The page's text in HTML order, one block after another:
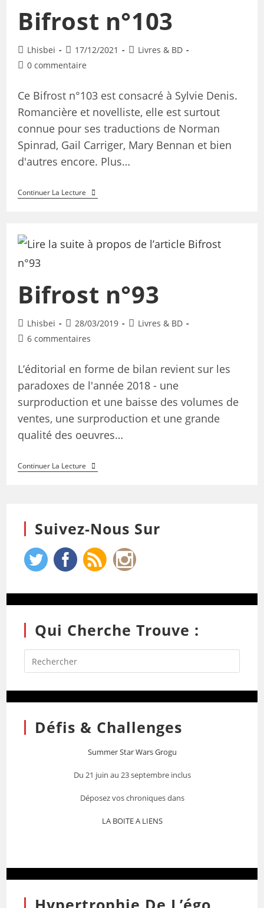
Bifrost n°103
Lhisbei 17/12/2021
Livres & BD
0 commentaire
Ce Bifrost n°103 est consacré à Sylvie Denis.
Romancière et novelliste, elle est surtout
connue pour ses traductions de Norman
Spinrad, Gail Carriger, Mary Bennan et bien
d'autres encore. Plus…
Continuer La Lecture
Bifrost n°93
Lhisbei 28/03/2019
Livres & BD
6 commentaires
L’éditorial en forme de bilan revient sur les
paradoxes de l'année 2018 - une
surproduction et une baisse des volumes de
ventes, une surproduction et une grande
qualité des oeuvres…
Continuer La Lecture
Suivez-Nous Sur
Qui Cherche Trouve :
Défis & Challenges
Summer Star Wars Grogu
Du 21 juin au 23 septembre inclus
Déposez vos chroniques dans
LA BOITE A LIENS